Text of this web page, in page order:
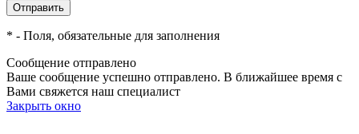
* - Поля, обязательные для заполнения
Сообщение отправлено
Ваше сообщение успешно отправлено. В ближайшее время с
Вами свяжется наш специалист
Закрыть окно